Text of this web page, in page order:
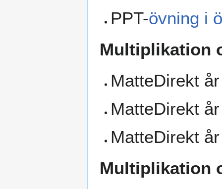
PPT-övning i
Multiplikation
MatteDirekt
MatteDirekt
MatteDirekt
Multiplikation